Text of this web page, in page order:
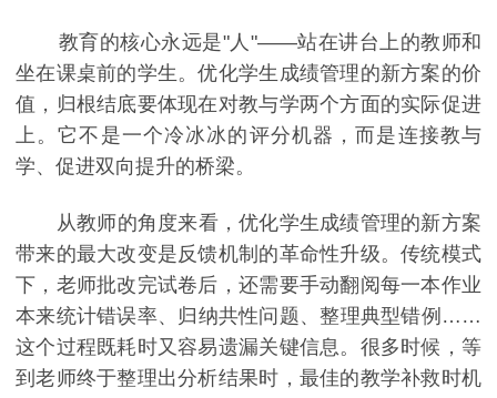
教育的核心永远是"人"——站在讲台上的教师和
坐在课桌前的学生。优化学生成绩管理的新方案的价
值，归根结底要体现在对教与学两个方面的实际促进
上。它不是一个冷冰冰的评分机器，而是连接教与
学、促进双向提升的桥梁。
从教师的角度来看，优化学生成绩管理的新方案
带来的最大改变是反馈机制的革命性升级。传统模式
下，老师批改完试卷后，还需要手动翻阅每一本作业
本来统计错误率、归纳共性问题、整理典型错例……
这个过程既耗时又容易遗漏关键信息。很多时候，等
到老师终于整理出分析结果时，最佳的教学补救时机